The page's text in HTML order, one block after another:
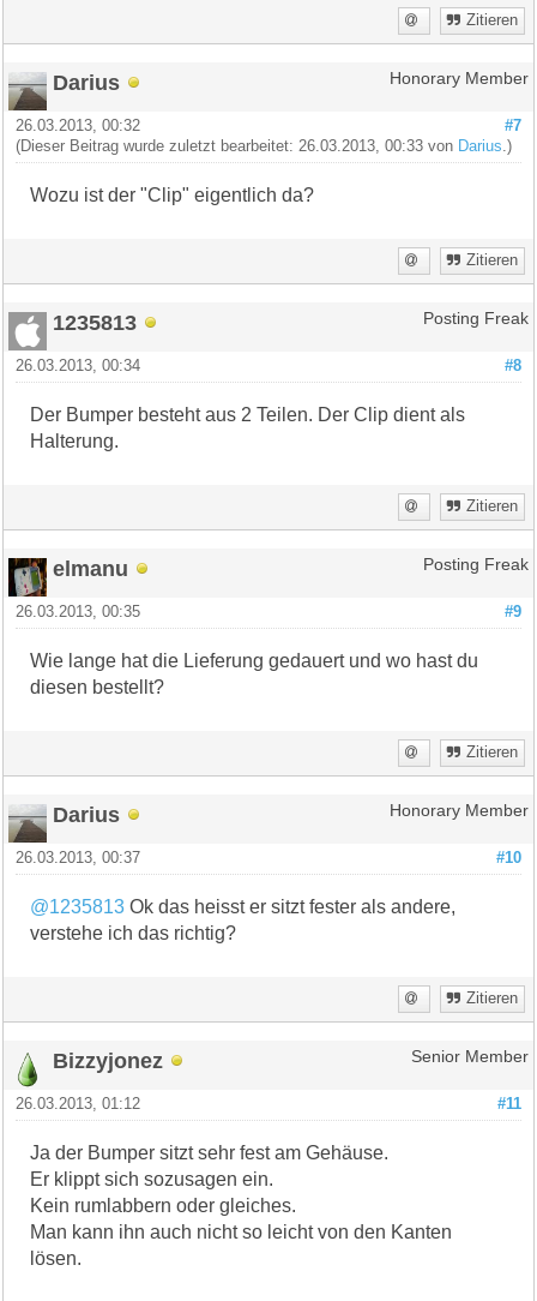
Zitieren
Darius Honorary Member
#7
26.03.2013, 00:32
(Dieser Beitrag wurde zuletzt bearbeitet: 26.03.2013, 00:33 von Darius .)
Wozu ist der "Clip" eigentlich da?
Zitieren
1235813 Posting Freak
#8
26.03.2013, 00:34
Der Bumper besteht aus 2 Teilen. Der Clip dient als
Halterung.
Zitieren
elmanu Posting Freak
#9
26.03.2013, 00:35
Wie lange hat die Lieferung gedauert und wo hast du
diesen bestellt?
Zitieren
Darius Honorary Member
#10
26.03.2013, 00:37
@1235813 Ok das heisst er sitzt fester als andere,
verstehe ich das richtig?
Zitieren
Bizzyjonez Senior Member
#11
26.03.2013, 01:12
Ja der Bumper sitzt sehr fest am Gehäuse.
Er klippt sich sozusagen ein.
Kein rumlabbern oder gleiches.
Man kann ihn auch nicht so leicht von den Kanten
lösen.